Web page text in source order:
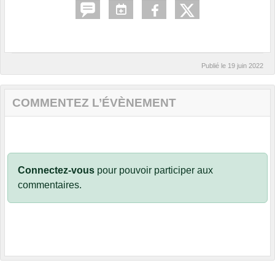
Publié le 19 juin 2022
COMMENTEZ L’ÉVÈNEMENT
Connectez-vous pour pouvoir participer aux
commentaires.